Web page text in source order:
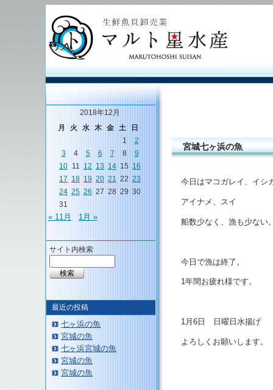
宮城七ヶ浜の魚
今日はマコガレイ、イシ
アイナメ、スイ
船数少なく、漁も少ない
今日で漁は終了。
1年間お疲れ様です。
1月6日 日曜日水揚げ
よろしくお願いします。
2018年12月
月
火 水 木 金 土
日
1
2
3
4 5 6 7 8
9
10 11 12 13 14 15 16
17 18 19 20 21 22 23
24 25 26 27 28 29 30
31
« 11月 1月 »
サイト内検索
最近の投稿
七ヶ浜の魚
宮城の魚
七ヶ浜宮城の魚
宮城の魚
宮城の魚